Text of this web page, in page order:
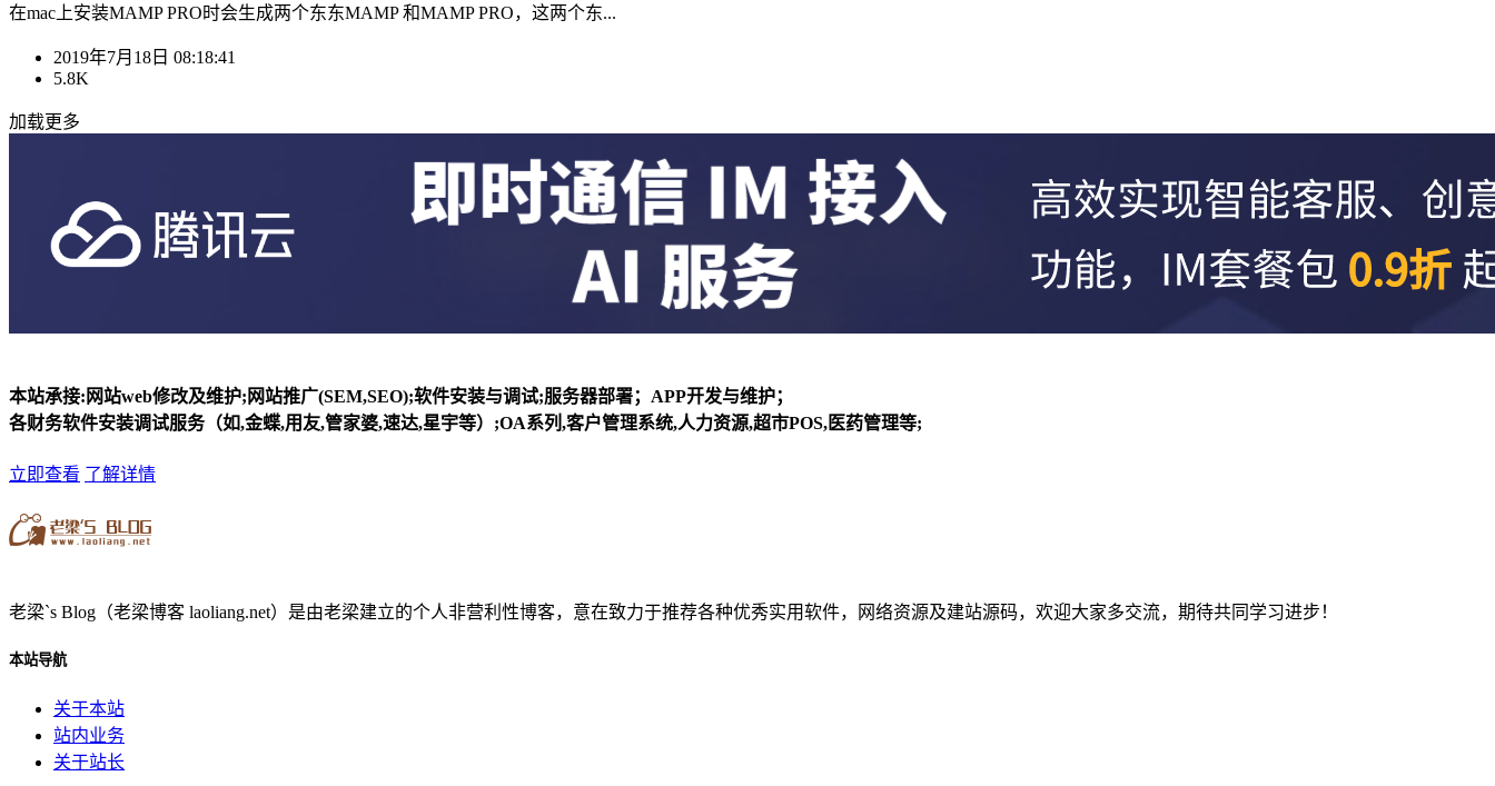
在mac上安装MAMP PRO时会生成两个东东MAMP 和MAMP PRO，这两个东...
2019年7月18日 08:18:41
5.8K
加载更多
本站承接:网站web修改及维护;网站推广(SEM,SEO);软件安装与调试;服务器部署；APP开发与维护；
各财务软件安装调试服务（如,金蝶,用友,管家婆,速达,星宇等）;OA系列,客户管理系统,人力资源,超市POS,医药管理等;
立即查看 了解详情
老梁`s Blog（老梁博客 laoliang.net）是由老梁建立的个人非营利性博客，意在致力于推荐各种优秀实用软件，网络资源及建站源码，欢迎大家多交流，期待共同学习进步！
本站导航
关于本站
站内业务
关于站长